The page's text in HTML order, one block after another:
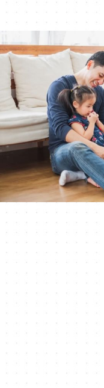
vấn đề của thiết kế, thi
4. Tránh sự mệt mỏi,
lý chất lượng là một
nhiều kiến thức, kỹ
luôn là nhà thiết kế thi
gửi trọn niềm tin.